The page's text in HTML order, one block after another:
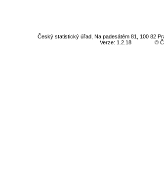
Český statistický úřad, Na padesátém 81, 100 82
Verze: 1.2.18
©